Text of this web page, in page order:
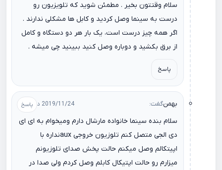
سلام وقتتون بخیر . مطمئن شوید که تلویزیون رو
درست به سینما وصل کردید و کابل ها مشکلی ندارند .
اگر همه چیز درست است، یک بار هر دو دستگاه و کامل
از برق بکشید و دوباره وصل کنید ببینید چی میشه .
پاسخ
بهمنگفت: 2019/11/24 در 19:19
سلام بنده سینما خانواده مارشال دارم ومیخوام به ای ای
دی الجی متصل کنم تلوزیون خروجی auxنداره با
اپیتکالم وصل میکنم حالت پخش صدای تلوزیونم
میزارم رو حالت اپتیکال کابلم وصل کردم ولی صدا در